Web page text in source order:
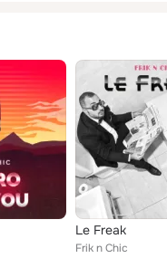
Le Freak
Frik n Chic